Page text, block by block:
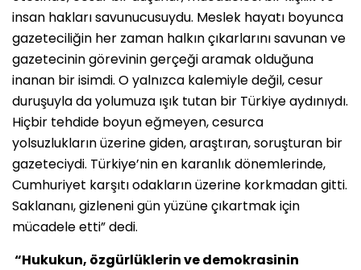
insan hakları savunucusuydu. Meslek hayatı boyunca
gazeteciliğin her zaman halkın çıkarlarını savunan ve
gazetecinin görevinin gerçeği aramak olduğuna
inanan bir isimdi. O yalnızca kalemiyle değil, cesur
duruşuyla da yolumuza ışık tutan bir Türkiye aydınıydı.
Hiçbir tehdide boyun eğmeyen, cesurca
yolsuzlukların üzerine giden, araştıran, soruşturan bir
gazeteciydi. Türkiye’nin en karanlık dönemlerinde,
Cumhuriyet karşıtı odakların üzerine korkmadan gitti.
Saklananı, gizleneni gün yüzüne çıkartmak için
mücadele etti” dedi.
“Hukukun, özgürlüklerin ve demokrasinin